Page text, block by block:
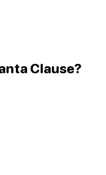
Clause?